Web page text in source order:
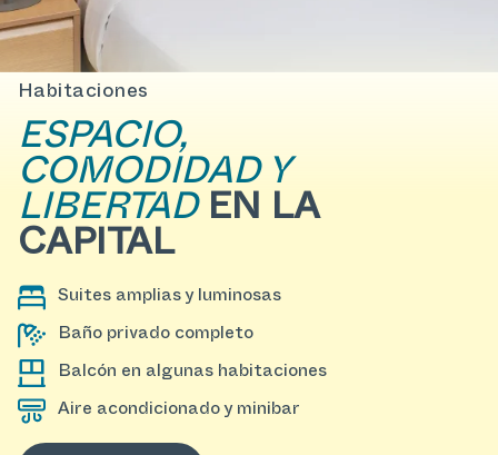
Habitaciones
ESPACIO,
COMODIDAD Y
LIBERTADEN LA
CAPITAL
Suites amplias y luminosas
Baño privado completo
Balcón en algunas habitaciones
Aire acondicionado y minibar